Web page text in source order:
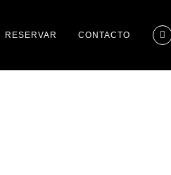
RESERVAR CONTACTO